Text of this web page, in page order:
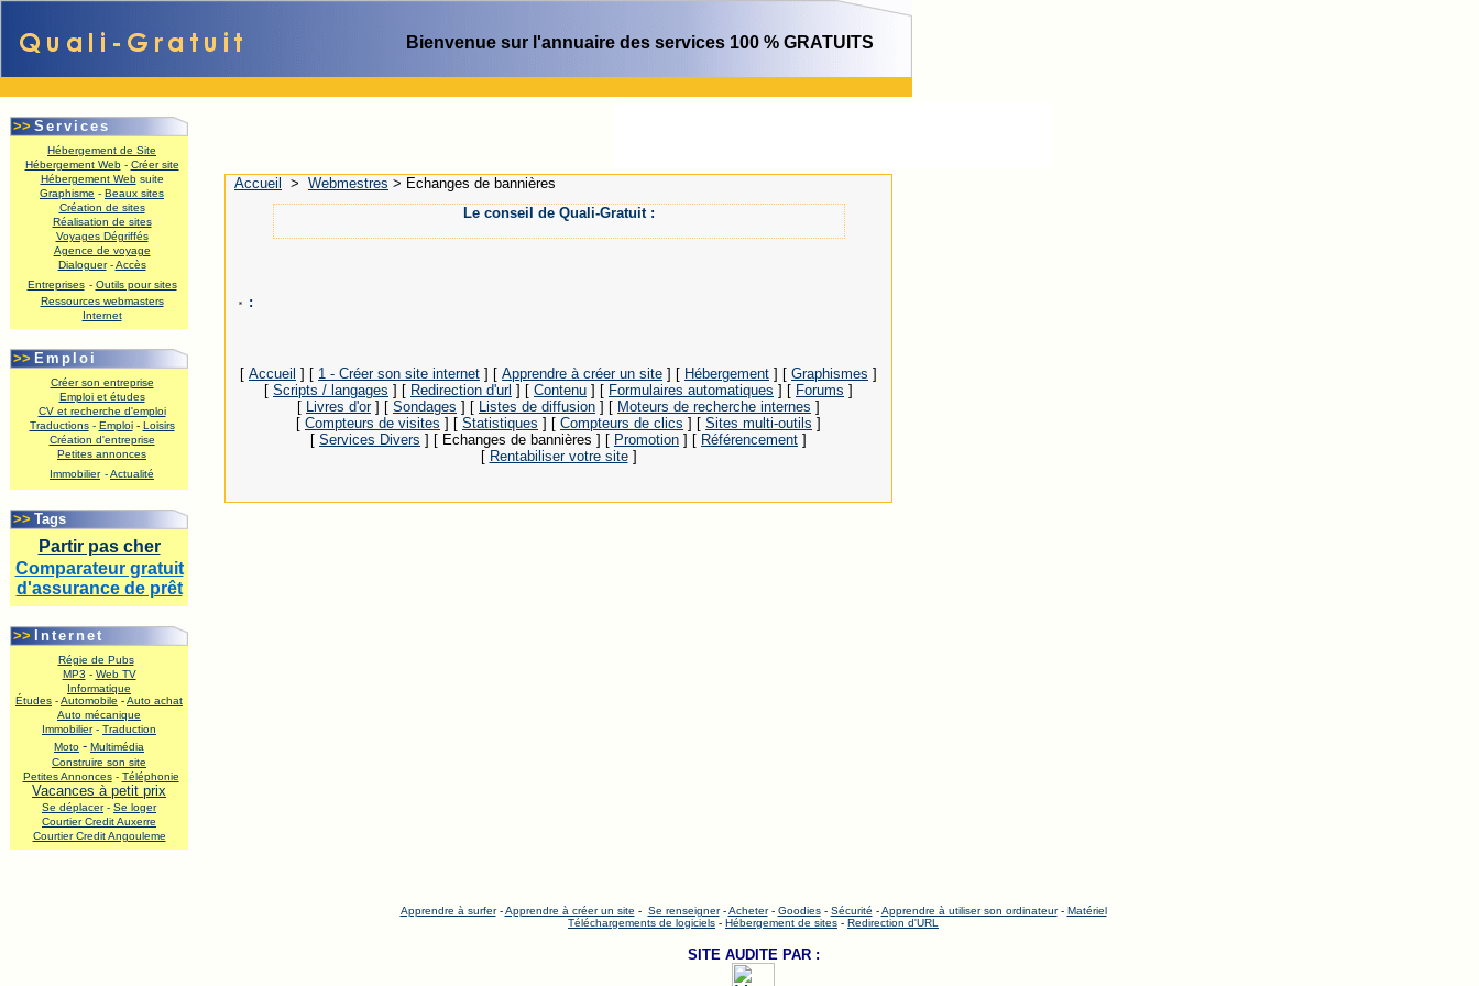
Bienvenue sur l'annuaire des services 100 % GRATUITS
>> Services
Hébergement de Site
Hébergement Web- Créer site
Hébergement Websuite
Graphisme - Beaux sites
Création de sites
Réalisation de sites
Voyages Dégriffés
Agence de voyage
Dialoguer-Accès
Entreprises - Outils pour sites
Ressources webmasters
Internet
>> Emploi
Créer son entreprise
Emploi et études
CV et recherche d'emploi
Traductions- Emploi- Loisirs
Création d'entreprise
Petites annonces
Immobilier -Actualité
>> Tags
Partir pas cher
Comparateur gratuit
d'assurance de prêt
>> Internet
Régie de Pubs
MP3 - Web TV
Informatique
Études -Automobile -Auto achat
Auto mécanique
Immobilier- Traduction
Moto - Multimédia
Construire son site
Petites Annonces- Téléphonie
Vacances à petit prix
Se déplacer- Se loger
Courtier Credit Auxerre
Courtier Credit Angouleme
Accueil > Webmestres > Echanges de bannières
Le conseil de Quali-Gratuit :
:
[ Accueil ] [ 1 - Créer son site internet ] [ Apprendre à créer un site ] [ Hébergement ] [ Graphismes ]
[ Scripts / langages ] [ Redirection d'url ] [ Contenu ] [ Formulaires automatiques ] [ Forums ]
[ Livres d'or] [ Sondages ] [ Listes de diffusion ] [ Moteurs de recherche internes ]
[ Compteurs de visites ] [ Statistiques ] [ Compteurs de clics ] [ Sites multi-outils ]
[ Services Divers ] [ Echanges de bannières ] [ Promotion ] [ Référencement ]
[ Rentabiliser votre site]
Apprendre à surfer-Apprendre à créer un site - Se renseigner-Acheter- Goodies- Sécurité -Apprendre à utiliser son ordinateur- Matériel
Téléchargements de logiciels - Hébergement de sites - Redirection d'URL
SITE AUDITE PAR :